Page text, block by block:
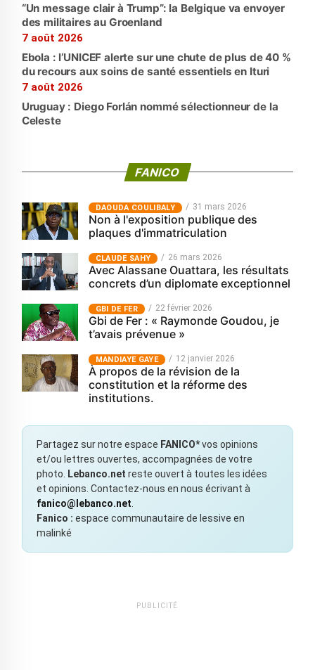
“Un message clair à Trump”: la Belgique va envoyer
des militaires au Groenland
7 août 2026
Ebola : l’UNICEF alerte sur une chute de plus de 40 %
du recours aux soins de santé essentiels en Ituri
7 août 2026
Uruguay : Diego Forlán nommé sélectionneur de la
Celeste
FANICO
‎DAOUDA COULIBALY 31 mars 2026
Non à l'exposition publique des
plaques d'immatriculation
CLAUDE SAHY 26 mars 2026
Avec Alassane Ouattara, les résultats
concrets d’un diplomate exceptionnel
GBI DE FER 22 février 2026
Gbi de Fer : « Raymonde Goudou, je
t’avais prévenue »
MANDIAYE GAYE 12 janvier 2026
À propos de la révision de la
constitution et la réforme des
institutions.
Partagez sur notre espace FANICO*vos opinions
et/ou lettres ouvertes, accompagnées de votre
photo.
Lebanco.net reste ouvert à toutes les idées
et opinions. Contactez-nous en nous écrivant à
fanico@lebanco.net
Fanico : espace communautaire de lessive en
malinké
PUBLICITÉ